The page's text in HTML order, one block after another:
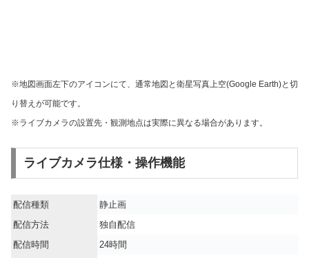
※地図画面左下のアイコンにて、通常地図と衛星写真上空(Google Earth)と切
り替えが可能です。
※ライブカメラの設置先・観測地点は実際に異なる場合があります。
ライブカメラ仕様・操作機能
配信種類
静止画
配信方法
独自配信
配信時間
24時間